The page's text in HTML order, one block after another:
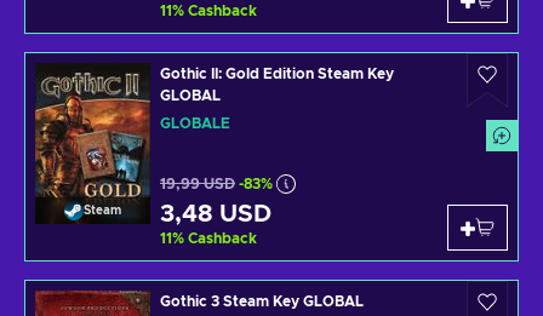
11% Cashback
Steam
Gothic II: Gold Edition Steam Key
GLOBAL
GLOBALE
19,99 USD -83%
3,48 USD
11% Cashback
Gothic 3 Steam Key GLOBAL